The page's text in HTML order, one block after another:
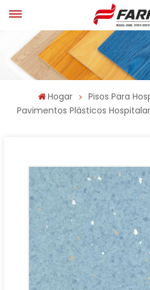
Hogar
Pisos Para
Pavimentos Plásticos